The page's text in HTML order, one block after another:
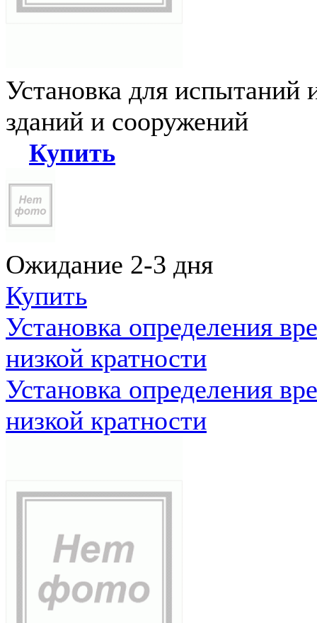
Установка для испытаний
зданий и сооружений
Купить
Ожидание 2-3 дня
Купить
Установка определения
низкой кратности
Установка определения
низкой кратности